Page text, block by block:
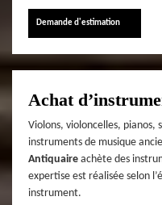
Demande d'estimation
Achat
Violons, violoncelles,
instruments de musique
Antiquaire achète des
expertise est réalisée selon
instrument.